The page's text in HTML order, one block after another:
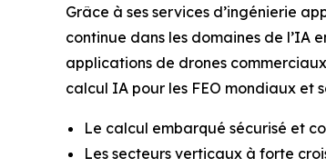
Grâce à ses services d’ingénierie
continue dans les domaines de l’IA
applications de drones
calcul IA pour les FEO mondiaux et
Le calcul embarqué sécurisé et
Les secteurs verticaux à forte